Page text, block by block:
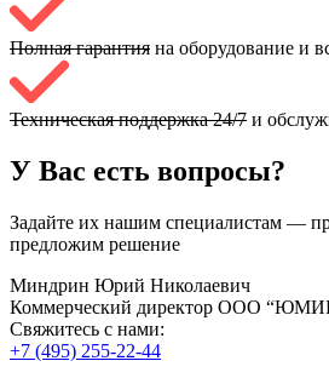
Полная гарантия на оборудование и
Техническая поддержка 24/7 и
У Вас есть вопросы?
Задайте их нашим специалистам —
предложим решение
Миндрин Юрий Николаевич
Коммерческий директор ООО
Свяжитесь с нами:
+7 (495) 255-22-44